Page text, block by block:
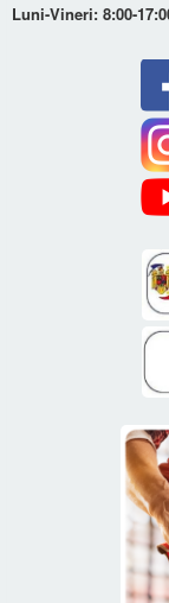
Luni-Vineri: 8:00-